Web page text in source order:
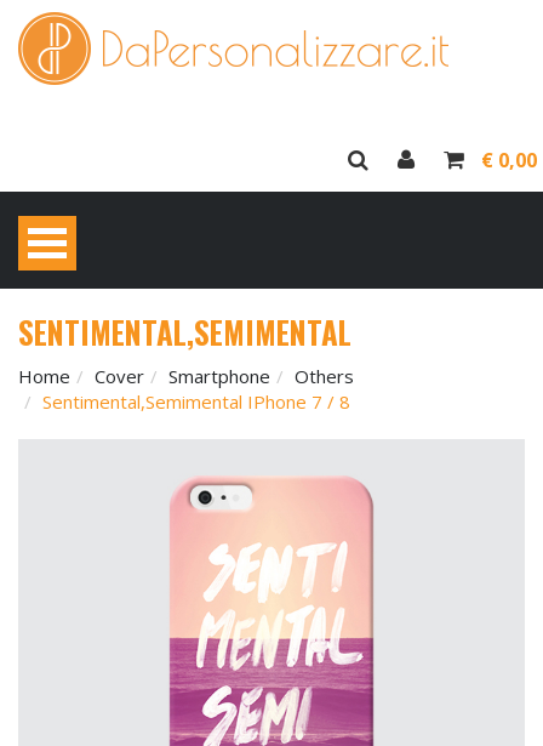
€ 0,00
SENTIMENTAL,SEMIMENTAL
Home Cover Smartphone
Others
Sentimental,semimental IPhone 7 / 8